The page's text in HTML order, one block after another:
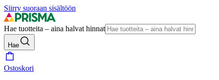
Siirry suoraan sisältöön
Hae tuotteita – aina halvat hinnat
Hae
Ostoskori